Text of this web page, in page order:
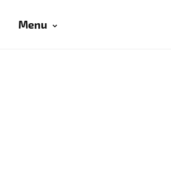
Menu